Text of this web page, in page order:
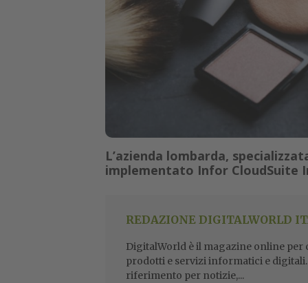
L’azienda lombarda,
implementato Infor CloudSuite
REDAZIONE DIGITALWORLD
DigitalWorld è il magazine online per
prodotti e servizi informatici e
riferimento per notizie,...